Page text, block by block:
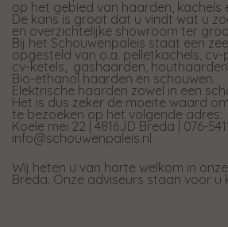
op het gebied van haarden, kachels
De kans is groot dat u vindt wat u
en overzichtelijke showroom ter
Bij het Schouwenpaleis staat een
opgesteld van o.a. pelletkachels, cv-
cv-ketels, gashaarden,
Bio-ethanol haarden en schouwen.
Elektrische haarden zowel in een
Het is dus zeker de moeite waard
te bezoeken op het volgende adres:
Koele mei 22 | 4816JD Breda | 076-
info@schouwenpaleis.nl
Wij heten u van harte welkom in
Breda. Onze adviseurs staan voor u